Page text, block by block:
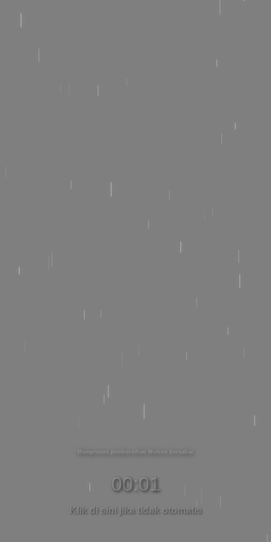
Memproses pembersihan Mohon bersabar
00:00
Klik di sini jika tidak otomatis